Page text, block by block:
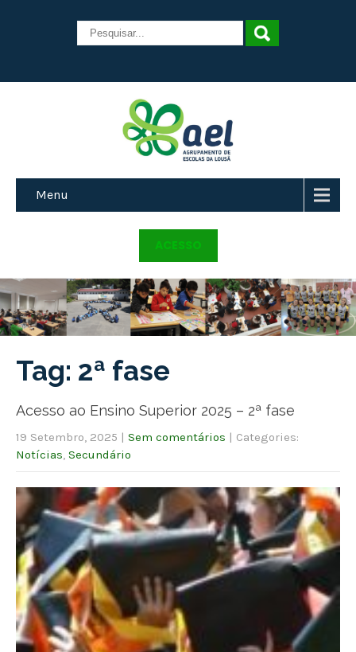
Menu
ACESSO
Tag: 2ª fase
Acesso ao Ensino Superior 2025 – 2ª fase
19 Setembro, 2025 | Sem comentários | Categories:
Notícias Secundário